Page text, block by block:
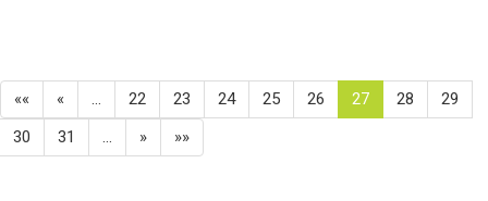
«« « … 22 23 24 25 26 27 28
29
30
31 … » »»